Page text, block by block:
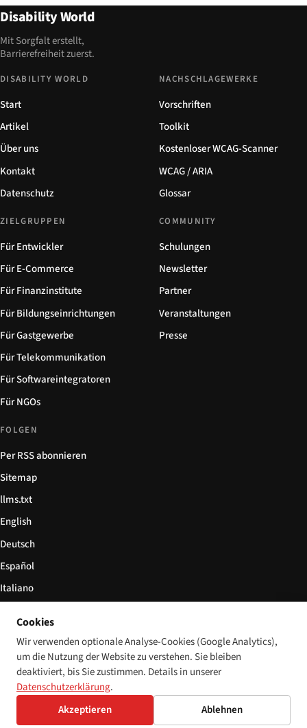
Disability World
Mit Sorgfalt erstellt,
Barrierefreiheit zuerst.
DISABILITY WORLD
Start
Artikel
Über uns
Kontakt
Datenschutz
NACHSCHLAGEWERKE
Vorschriften
Toolkit
Kostenloser WCAG-Scanner
WCAG / ARIA
Glossar
ZIELGRUPPEN
Für Entwickler
Für E-Commerce
Für Finanzinstitute
Für Bildungseinrichtungen
Für Gastgewerbe
Für Telekommunikation
Für Softwareintegratoren
Für NGOs
COMMUNITY
Schulungen
Newsletter
Partner
Veranstaltungen
Presse
FOLGEN
Per RSS abonnieren
Sitemap
llms.txt
English
Deutsch
Español
Italiano
© 2026 Disability World. Alle Rechte vorbehalten. Cookie-Einstellungen
EnglishDeutschEspañol 简体中文Polski
Cookies
Wir verwenden optionale Analyse-Cookies (Google Analytics),
um die Nutzung der Website zu verstehen. Sie bleiben
deaktiviert, bis Sie zustimmen. Details in unserer
Datenschutzerklärung.
Akzeptieren
Ablehnen